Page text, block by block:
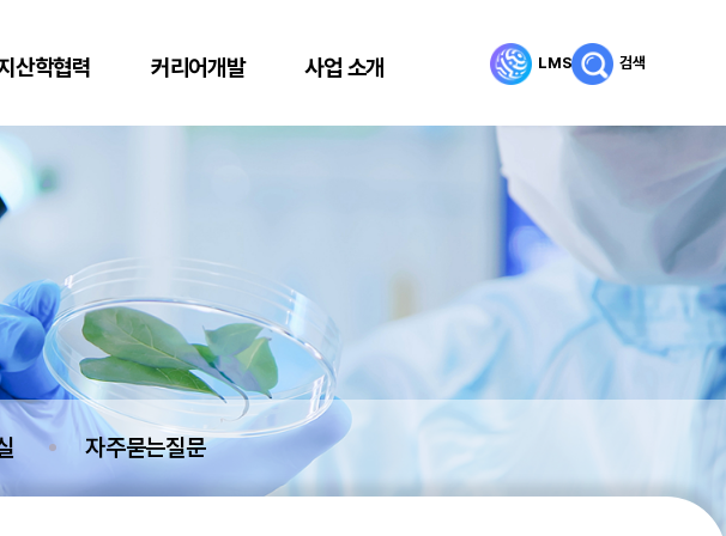
산학협력 커리어개발 사업 소개 LMS 검색
자주묻는질문